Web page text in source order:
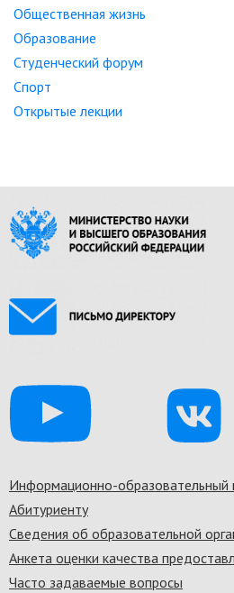
Общественная жизнь
Образование
Студенческий форум
Спорт
Открытые лекции
Footer
menu
Информационно-
Абитуриенту
Сведения об образовательной
Анкета оценки качества
Часто задаваемые вопросы